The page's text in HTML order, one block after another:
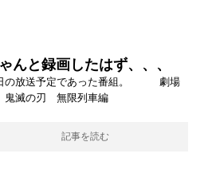
んと録画したはず、、、
の放送予定であった番組。 劇場
滅の刃 無限列車編
記事を読む